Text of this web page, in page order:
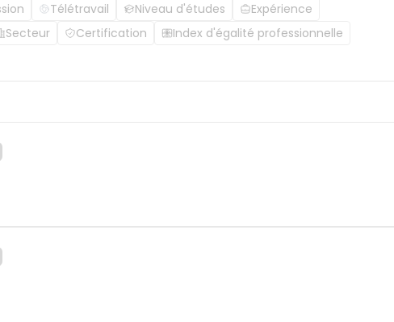
Télétravail Niveau d'études Expérience
Secteur Certification Index d'égalité professionnelle